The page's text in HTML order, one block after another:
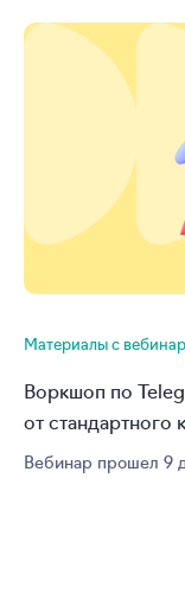
Материалы с
Воркшоп по
от стандартного
Вебинар прошел 9